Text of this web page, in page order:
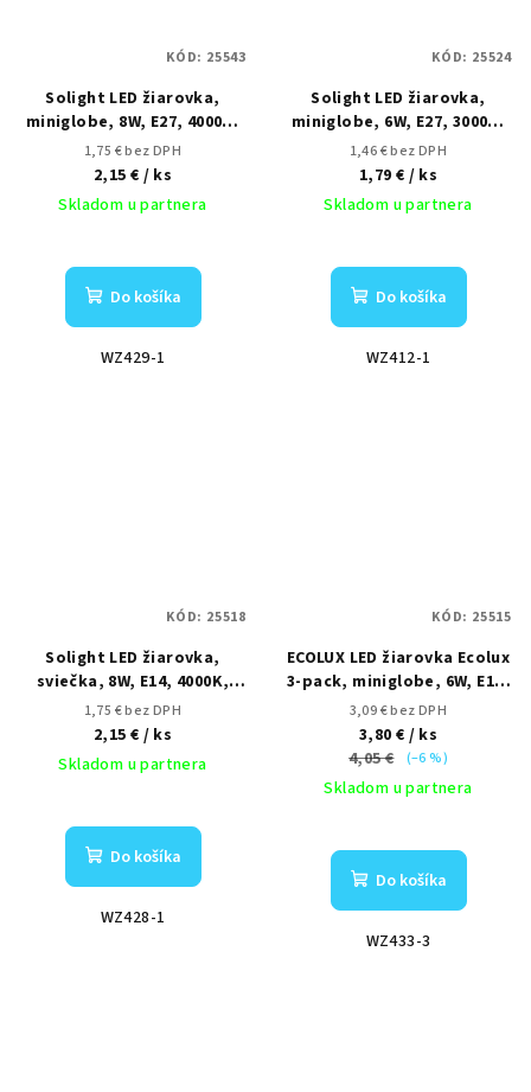
Solight LED žiarovka,
miniglobe, 8W, E27, 4000K,
720lm
1,75 € bez DPH
2,15 € / ks
Skladom u partnera
Do košíka
WZ429-1
KÓD: 25543
Solight LED žiarovka,
miniglobe, 6W, E27, 3000K,
510lm
1,46 € bez DPH
1,79 € / ks
Skladom u partnera
Do košíka
WZ412-1
KÓD: 25524
Solight LED žiarovka,
sviečka, 8W, E14, 4000K,
720lm
1,75 € bez DPH
2,15 € / ks
Skladom u partnera
Do košíka
WZ428-1
KÓD: 25518
ECOLUX LED žiarovka Ecolux
3-pack, miniglobe, 6W, E14,
3000K, 450lm, biele
prevedenie, 3ks
3,09 € bez DPH
3,80 € / ks
4,05 €
(–6 %)
Skladom u partnera
Do košíka
WZ433-3
KÓD: 25515